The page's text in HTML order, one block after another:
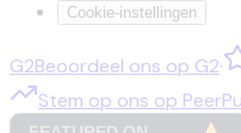
Cookie-instellingen
G2Beoordeel ons op G2·
Stem op ons op